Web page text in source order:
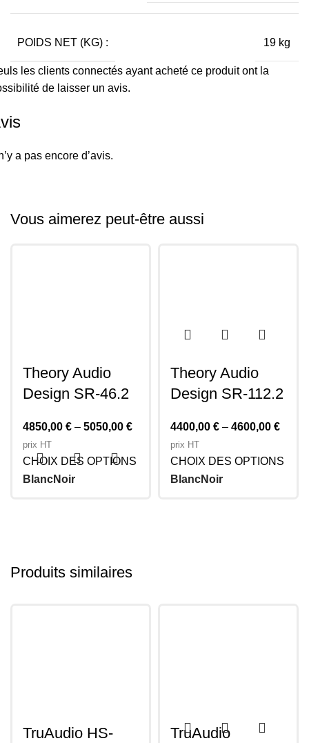
POIDS NET (KG) : 19 kg
a pas encore d’avis.
les clients connectés ayant acheté ce produit ont la
de laisser un avis.
Vous aimerez peut-être aussi
Theory Audio
Design SR-46.2
4850,00 € – 5050,00 €
prix HT
CHOIX DES OPTIONS
BlancNoir
Theory Audio
Design SR-112.2
4400,00 € – 4600,00 €
prix HT
CHOIX DES OPTIONS
BlancNoir
Produits similaires
TruAudio HS-
TruAudio